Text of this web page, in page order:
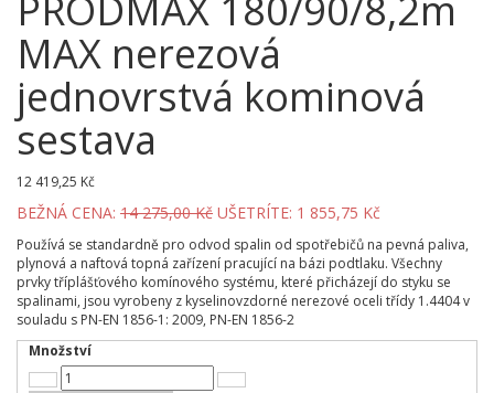
MAX nerezová
jednovrstvá kominová
sestava
12 419,25 Kč
BEŽNÁ CENA: 14 275,00 Kč UŠETRÍTE: 1 855,75 Kč
Používá se standardně pro odvod spalin od spotřebičů na pevná paliva,
plynová a naftová topná zařízení pracující na bázi podtlaku. Všechny
prvky tříplášťového komínového systému, které přicházejí do styku se
spalinami, jsou vyrobeny z kyselinovzdorné nerezové oceli třídy 1.4404 v
souladu s PN-EN 1856-1: 2009, PN-EN 1856-2
Množství